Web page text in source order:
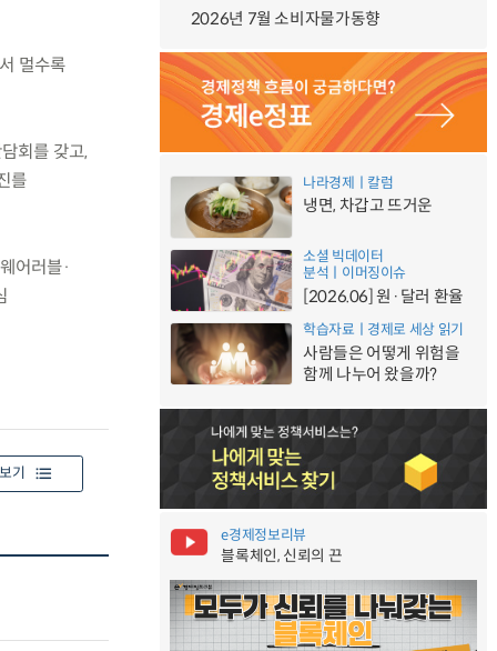
멀수록
회를 갖고,
를
어러블·
기
2026년 7월 소비자물가동향
나라경제ㅣ칼럼
냉면, 차갑고 뜨거운
소셜 빅데이터
분석ㅣ이머징이슈
[2026.06] 원·달러 환율
학습자료ㅣ경제로 세상 읽기
사람들은 어떻게 위험을
함께 나누어 왔을까?
e경제정보리뷰
블록체인, 신뢰의 끈